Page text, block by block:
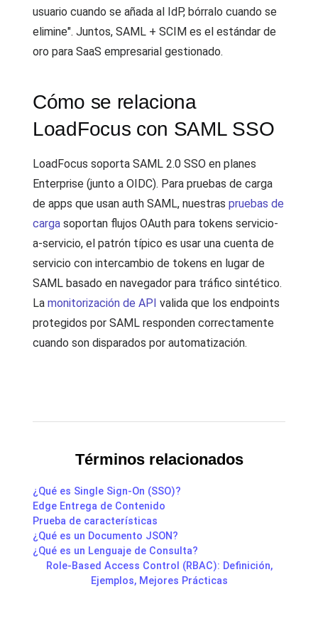
usuario cuando se añada al IdP, bórralo cuando se
elimine". Juntos, SAML + SCIM es el estándar de
oro para SaaS empresarial gestionado.
Cómo se relaciona
LoadFocus con SAML SSO
LoadFocus soporta SAML 2.0 SSO en planes
Enterprise (junto a OIDC). Para pruebas de carga
de apps que usan auth SAML, nuestras pruebas de
carga soportan flujos OAuth para tokens servicio-
a-servicio, el patrón típico es usar una cuenta de
servicio con intercambio de tokens en lugar de
SAML basado en navegador para tráfico sintético.
La monitorización de API valida que los endpoints
protegidos por SAML responden correctamente
cuando son disparados por automatización.
Términos relacionados
¿Qué es Single Sign-On (SSO)?
Edge Entrega de Contenido
Prueba de características
¿Qué es un Documento JSON?
¿Qué es un Lenguaje de Consulta?
Role-Based Access Control (RBAC): Definición,
Ejemplos, Mejores Prácticas